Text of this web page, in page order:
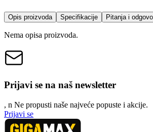
Opis proizvoda Specifikacije Pitanja i
Nema opisa proizvoda.
Prijavi se na naš newsletter
, n Ne propusti naše najveće popuste i akcije.
Prijavi se